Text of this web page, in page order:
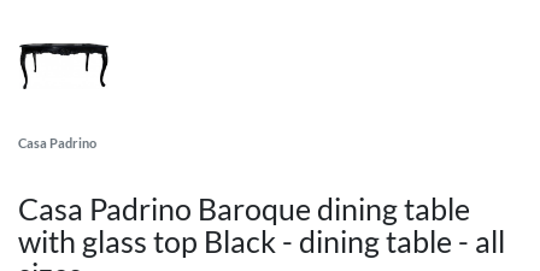
Casa Padrino
Casa Padrino Baroque dining table
with glass top Black - dining table - all